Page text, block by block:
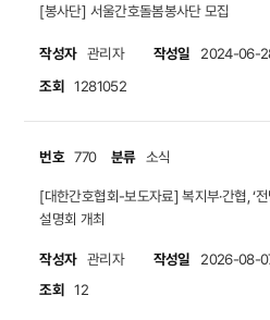
[봉사단] 서울간호돌봄봉사단 모집
작성자 관리자 작성일 2024-06-
조회 1281052
번호 770 분류 소식
[대한간호협회-보도자료] 복지부·간협, ‘
설명회 개최
작성자 관리자 작성일 2026-08-
조회 12